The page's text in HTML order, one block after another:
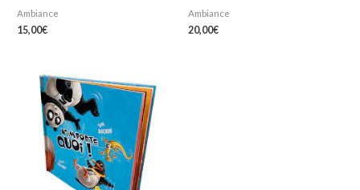
Ambiance
15,00€
Ambiance
20,00€